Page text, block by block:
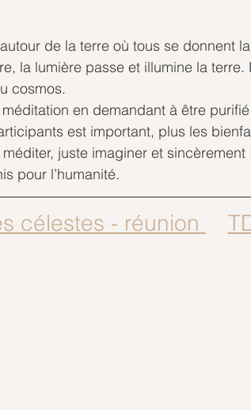
de la terre où tous se donnent
la lumière passe et illumine la
cosmos.
en demandant à être
est important, plus les
juste imaginer et sincèrement
pour l’humanité.